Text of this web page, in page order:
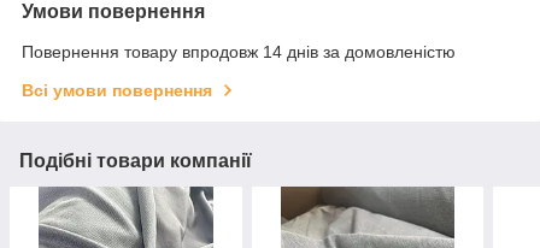
Умови повернення
Повернення товару впродовж 14 днів за домовленістю
Всі умови повернення
Подібні товари компанії